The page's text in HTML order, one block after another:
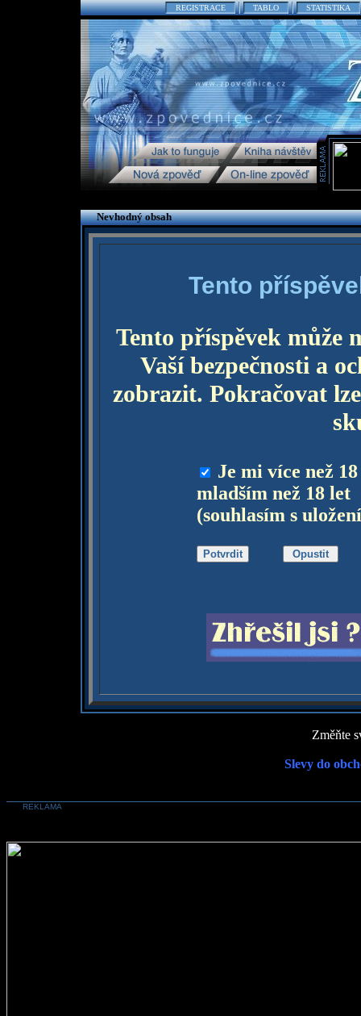
REGISTRACE TABLO STATISTIKA
Nevhodný obsah
Tento
Tento příspěvek může
Vaší bezpečnosti a
zobrazit. Pokračovat
Je mi více než
mladším než 18 let
(souhlasím s
Změňte
Slevy do
REKLAMA